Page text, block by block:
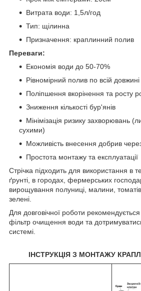
Витрата води: 1,5л/год
Тип: щілинна
Призначення: краплинний полив
Переваги:
Економія води до 50-70%
Рівномірний полив по всій
Поліпшення вкорінення та росту
Зниження кількості бур'янів
Мінімізація ризику захворювань
сухими)
Можливість внесення добрив
Простота монтажу та експлуатації
Стрічка підходить для використання в
ґрунті, в городах, фермерських
вирощування полуниці, малини,
зелені.
Для довговічної роботи
фільтр очищення води та
системі.
ІНСТРУКЦІЯ З МОНТАЖУ